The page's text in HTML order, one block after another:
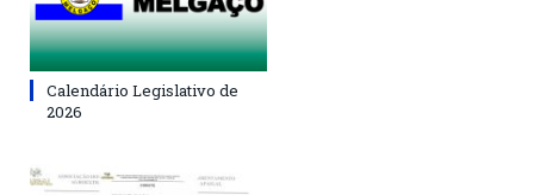
Calendário Legislativo de
2026